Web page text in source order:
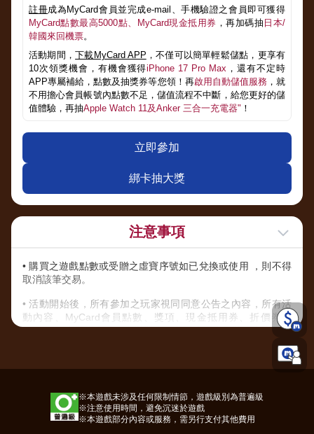
註冊成為MyCard會員並完成e-mail、手機驗證之會員即可獲得
MyCard點數最高5000點、MyCard現金抵用券 ，再加碼抽 日本/
韓國來回機票。
活動期間，下載MyCard APP ，不僅可以簡單輕鬆儲點，更享有
10次領獎機會，有機會獲得iPhone 17 Pro Max ，還有不定時
APP專屬補給，點數及抽獎券等您領！再啟用自動儲值服務，就
不用擔心會員帳號內點數不足，儲值流程不中斷，給您更好的儲
值體驗，再抽Apple Watch 11及Anker 三合一充電器" ！
立即參加
綁卡抽大獎
注意事項
• 購買之遊戲點數或受贈之虛寶序號如已兌換或使用 ，則不得
取消該筆交易。
• 活動開始後，所有參加之玩家視同同意公告之內容，所有活
動內容、MyCard會員點數、獎項、現金抵用券、折價券、
COUPON之發送方式，主辦單位保留以上活動及獎項內容修改
之權利，並有權決定修改、取消、暫停或終止活動及贈送內
※本遊戲未涉及任何限制情節，遊戲級別為普遍級
※注意使用時間，避免沉迷於遊戲
※本遊戲部分內容或服務，需另行支付其他費用